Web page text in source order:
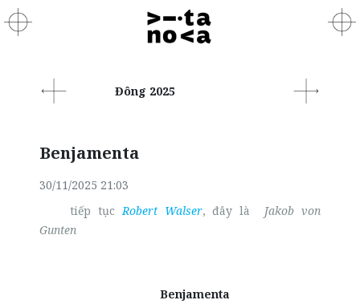
Đông 2025
Benjamenta
30/11/2025 21:03
tiếp tụcRobert Walser, đây là Jakob von
Gunten
Benjamenta